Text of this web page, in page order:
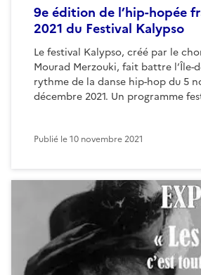
9e édition de l’hip-hopée
2021 du Festival Kalypso
Le festival Kalypso, créé par le
Mourad Merzouki, fait battre l’Île-
rythme de la danse hip-hop du 5
décembre 2021. Un programme
Publié le10 novembre 2021